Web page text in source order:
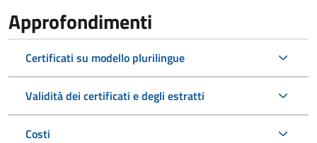
Approfondimenti
Certificati su modello plurilingue
Validità dei certificati e degli estratti
Costi